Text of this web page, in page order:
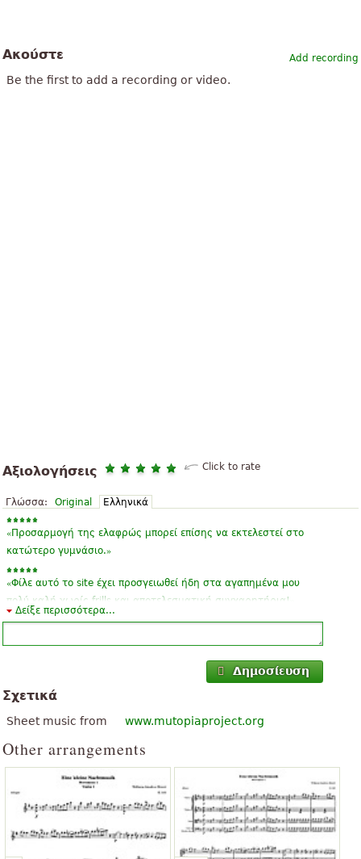
Add recording
Ακούστε
Be the first to add a recording or video.
Αξιολογήσεις Click to rate
Γλώσσα: Original Ελληνικά
«Προσαρμογή της ελαφρώς μπορεί επίσης να εκτελεστεί στο
κατώτερο γυµνάσιο.»
«Φίλε αυτό το site έχει προσγειωθεί ήδη στα αγαπημένα μου
πολύ καλή χωρίς frills και αποτελεσματική συγχαρητήρια!
Καλό ~ μου αρέσει πολύ αυτό το τραγούδι»
«πρώτο ορχηστρικό σκορ μου
« »
«Πολύ καλό site!
πολύ όμορφη και ξεκούραστη
Δείξε περισσότερα...
Δημοσίευση
Σχετικά
Sheet music from www.mutopiaproject.org
Other arrangements